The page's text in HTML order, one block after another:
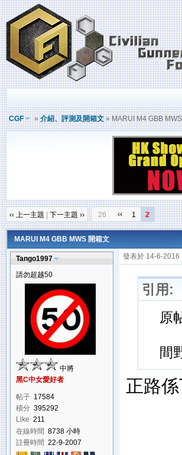
CGF »介紹、評測及開箱文» MARUI M4 GBB
‹‹ 上一主題 下一主題 ›› 26 ‹‹ 1 2
MARUI M4 GBB MWS 開箱文
Tango1997
請勿超越50
中將
黑C中女愛好者
帖子 17584
積分 395292
Like 211
在線時間 8738 小時
註冊時間 22-9-2007
發表於 14-6-2016
引用:
原
間
正路